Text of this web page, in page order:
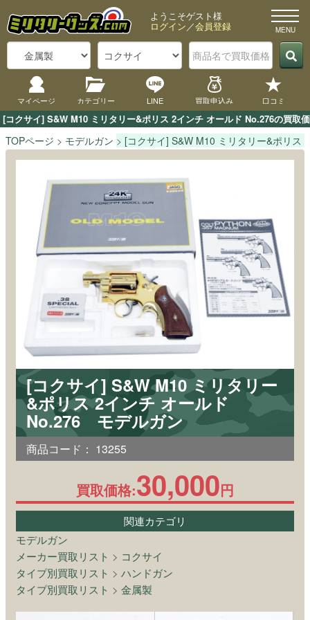
[コクサイ] S&W M10 ミリタリー&ポリス 2インチ オールド No.276の買取
ようこそゲスト様
ログイン／会員登録
マイページ カテゴリー LINE 買取申込み 口コミ
TOPページ モデルガン [コクサイ] S&W M10 ミリタリー&ポリス
[コクサイ] S&W M10 ミリタリー
&ポリス 2インチ オールド
No.276 モデルガン
商品コード： 13255
買取価格:30,000円
関連カテゴリ
モデルガン
メーカー買取リスト > コクサイ
タイプ別買取リスト > ハンドガン
タイプ別買取リスト > 金属製